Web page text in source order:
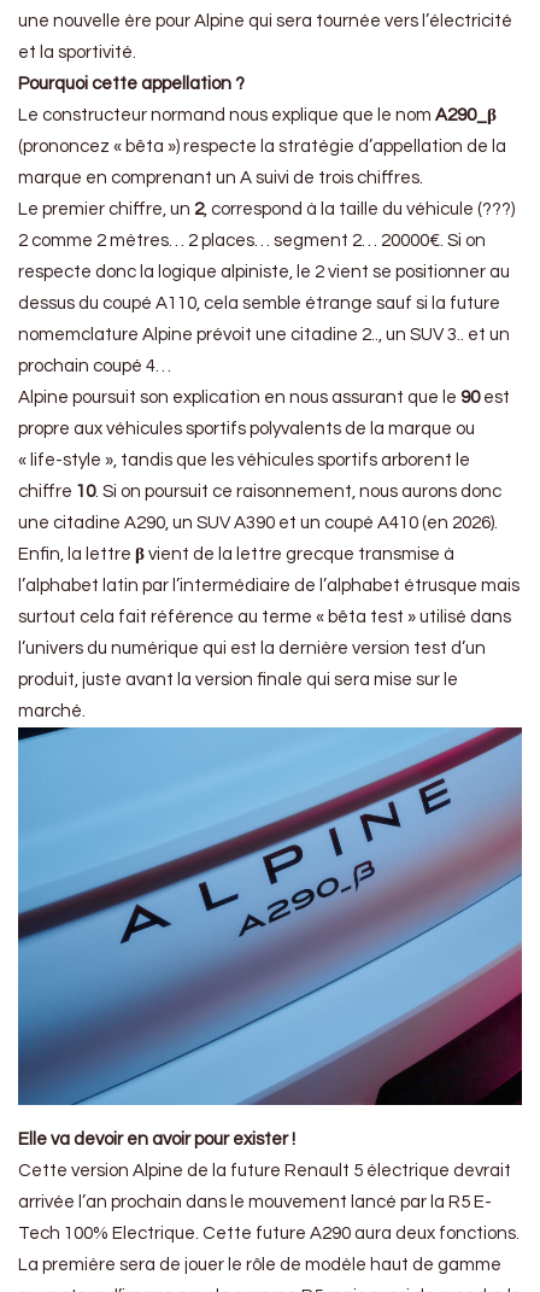
une nouvelle ère pour Alpine qui sera tournée vers l’électricité
et la sportivité.
Pourquoi cette appellation ?
Le constructeur normand nous explique que le nom A290_β
(prononcez « bêta ») respecte la stratégie d’appellation de la
marque en comprenant un A suivi de trois chiffres.
Le premier chiffre, un 2, correspond à la taille du véhicule (???)
2 comme 2 mètres… 2 places… segment 2… 20000€. Si on
respecte donc la logique alpiniste, le 2 vient se positionner au
dessus du coupé A110, cela semble étrange sauf si la future
nomemclature Alpine prévoit une citadine 2.., un SUV 3.. et un
prochain coupé 4…
Alpine poursuit son explication en nous assurant que le 90est
propre aux véhicules sportifs polyvalents de la marque ou
« life-style », tandis que les véhicules sportifs arborent le
chiffre 10. Si on poursuit ce raisonnement, nous aurons donc
une citadine A290, un SUV A390 et un coupé A410 (en 2026).
Enfin, la lettre β vient de la lettre grecque transmise à
l’alphabet latin par l’intermédiaire de l’alphabet étrusque mais
surtout cela fait référence au terme « bêta test » utilisé dans
l’univers du numérique qui est la dernière version test d’un
produit, juste avant la version finale qui sera mise sur le
marché.
Elle va devoir en avoir pour exister !
Cette version Alpine de la future Renault 5 électrique devrait
arrivée l’an prochain dans le mouvement lancé par la R5 E-
Tech 100% Electrique. Cette future A290 aura deux fonctions.
La première sera de jouer le rôle de modèle haut de gamme